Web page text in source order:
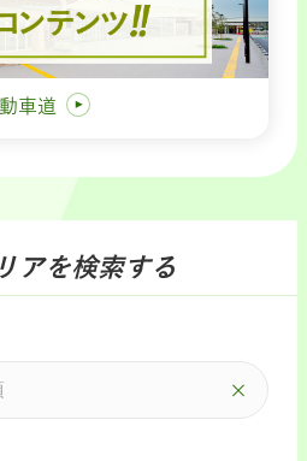
車道
アを検索する